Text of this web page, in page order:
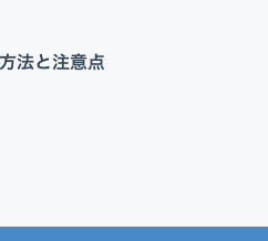
法と注意点